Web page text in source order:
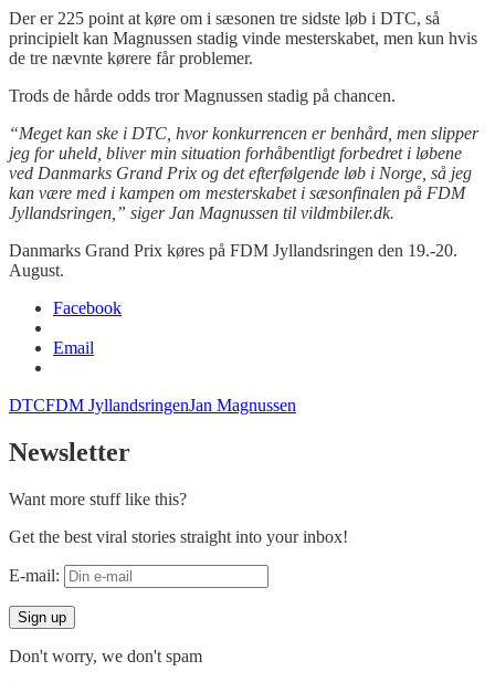
Der er 225 point at køre om i sæsonen tre sidste løb i DTC, så
principielt kan Magnussen stadig vinde mesterskabet, men kun hvis
de tre nævnte kørere får problemer.
Trods de hårde odds tror Magnussen stadig på chancen.
“Meget kan ske i DTC, hvor konkurrencen er benhård, men slipper
jeg for uheld, bliver min situation forhåbentligt forbedret i løbene
ved Danmarks Grand Prix og det efterfølgende løb i Norge, så jeg
kan være med i kampen om mesterskabet i sæsonfinalen på FDM
Jyllandsringen,” siger Jan Magnussen til vildmbiler.dk.
Danmarks Grand Prix køres på FDM Jyllandsringen den 19.-20.
August.
Facebook
Email
DTCFDM JyllandsringenJan Magnussen
Newsletter
Want more stuff like this?
Get the best viral stories straight into your inbox!
E-mail:
Don't worry, we don't spam